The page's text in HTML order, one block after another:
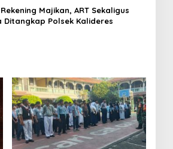
Majikan, ART Sekaligus
Ditangkap Polsek Kalideres